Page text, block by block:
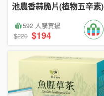
池農香蒜脆片(植物五辛素)
592 人購買過
$220 $194